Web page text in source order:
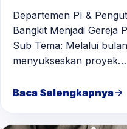
Departemen PI &
Bangkit Menjadi Gereja
Sub Tema: Melalui
menyukseskan proyek…
Baca Selengkapnya